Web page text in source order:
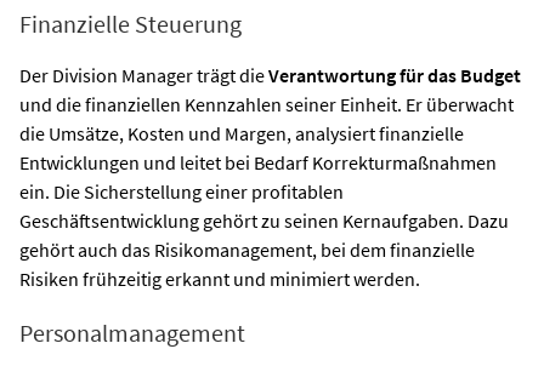
Finanzielle Steuerung
Der Division Manager trägt dieVerantwortung für das Budget
und die finanziellen Kennzahlen seiner Einheit. Er überwacht
die Umsätze, Kosten und Margen, analysiert finanzielle
Entwicklungen und leitet bei Bedarf Korrekturmaßnahmen
ein. Die Sicherstellung einer profitablen
Geschäftsentwicklung gehört zu seinen Kernaufgaben. Dazu
gehört auch das Risikomanagement, bei dem finanzielle
Risiken frühzeitig erkannt und minimiert werden.
Personalmanagement